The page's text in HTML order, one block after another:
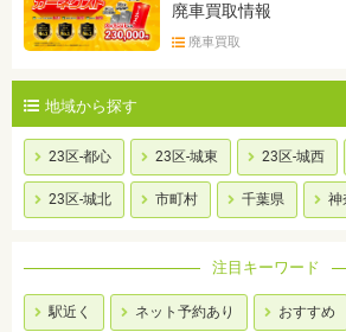
廃車買取情報
廃車買取
地域から探す
23区-都心 23区-城東 23区-城西
23区-城北 市町村 千葉県 神
注目キーワード
駅近く ネット予約あり おすすめ